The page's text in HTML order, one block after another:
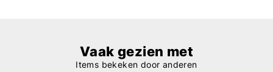
Vaak gezien met
Items bekeken door anderen